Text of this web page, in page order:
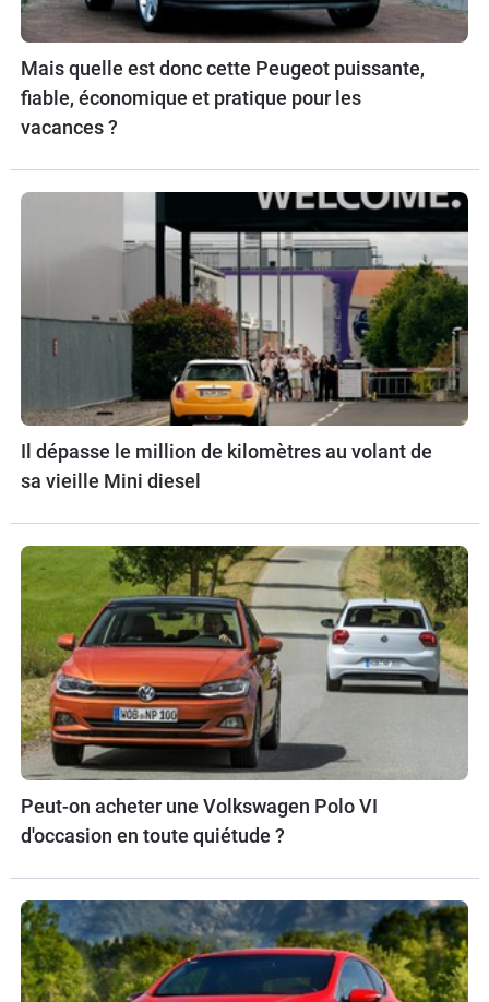
Mais quelle est donc cette Peugeot puissante,
fiable, économique et pratique pour les
vacances ?
Il dépasse le million de kilomètres au volant de
sa vieille Mini diesel
Peut-on acheter une Volkswagen Polo VI
d'occasion en toute quiétude ?